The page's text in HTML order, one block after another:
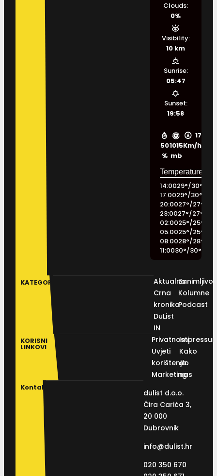
50
%
1015
mb
17
Km/h
Clouds:
0%
Visibility:
10 km
Sunrise:
05:47
Sunset:
19:58
14:0029°/30°
17:0029°/30°
20:0027°/27°
23:0027°/27°
02:0025°/25°
05:0025°/25°
08:0028°/28°
11:0030°/30°
KATEGORIJE
Aktualno
Crna
kronika
DuList
IN
Kolumne
Podcast
KORISNI
LINKOVI
Privatnosti
Uvjeti
korištenja
Marketing
Kako
do
nas
Kontakt
dulist d.o.o.
Ćira Carića 3,
20 000
Dubrovnik
info@dulist.hr
020 350 670